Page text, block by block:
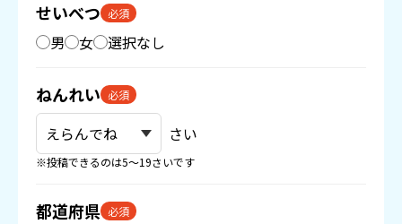
せいべつ 必須
男 女 選択なし
ねんれい 必須
さい
※投稿できるのは5〜19さいです
都道府県 必須